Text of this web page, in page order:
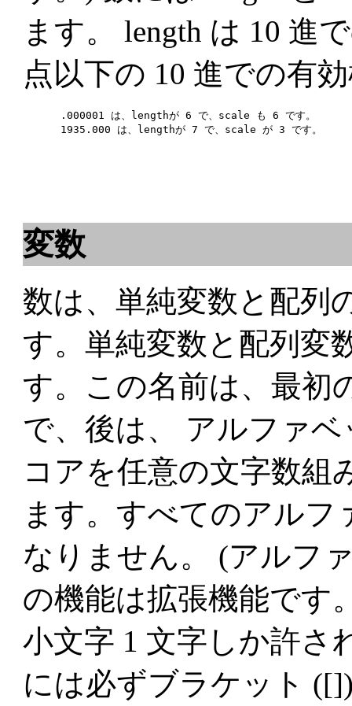
ます。 length は 10 進
点以下の 10 進での有
.000001 は、lengthが 6 で、scale も 6 です。
変数
数は、単純変数と配列
す。単純変数と配列変
す。この名前は、最初
で、後は、 アルファ
コアを任意の文字数組
ます。すべてのアル
なりません。 (アルフ
の機能は拡張機能です
小文字 1 文字しか許さ
には必ずブラケット